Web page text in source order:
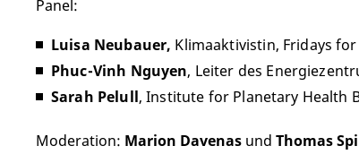
Panel:
Luisa Neubauer, Klimaaktivistin, Fridays
Phuc-Vinh Nguyen, Leiter des
Sarah Pelull, Institute for Planetary Health
Moderation: Marion Davenas und Thomas